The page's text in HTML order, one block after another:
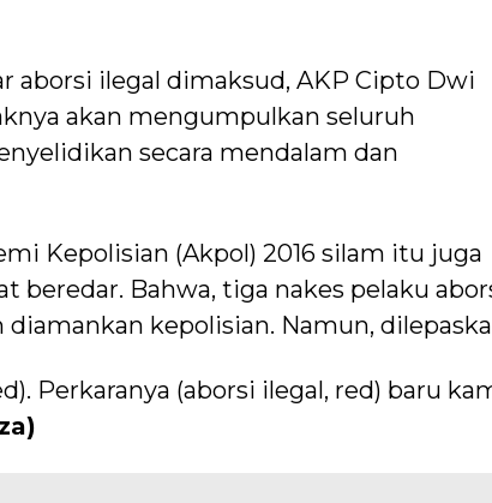
aborsi ilegal dimaksud, AKP Cipto Dwi
akan mengumpulkan seluruh
secara mendalam dan
Kepolisian (Akpol) 2016 silam itu juga
beredar. Bahwa, tiga nakes pelaku
kepolisian. Namun,
Perkaranya (aborsi ilegal, red) baru